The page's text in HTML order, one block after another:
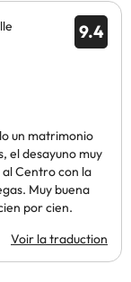
9.4
un matrimonio
el desayuno muy
Centro con la
Muy buena
por cien.
Voir la traduction